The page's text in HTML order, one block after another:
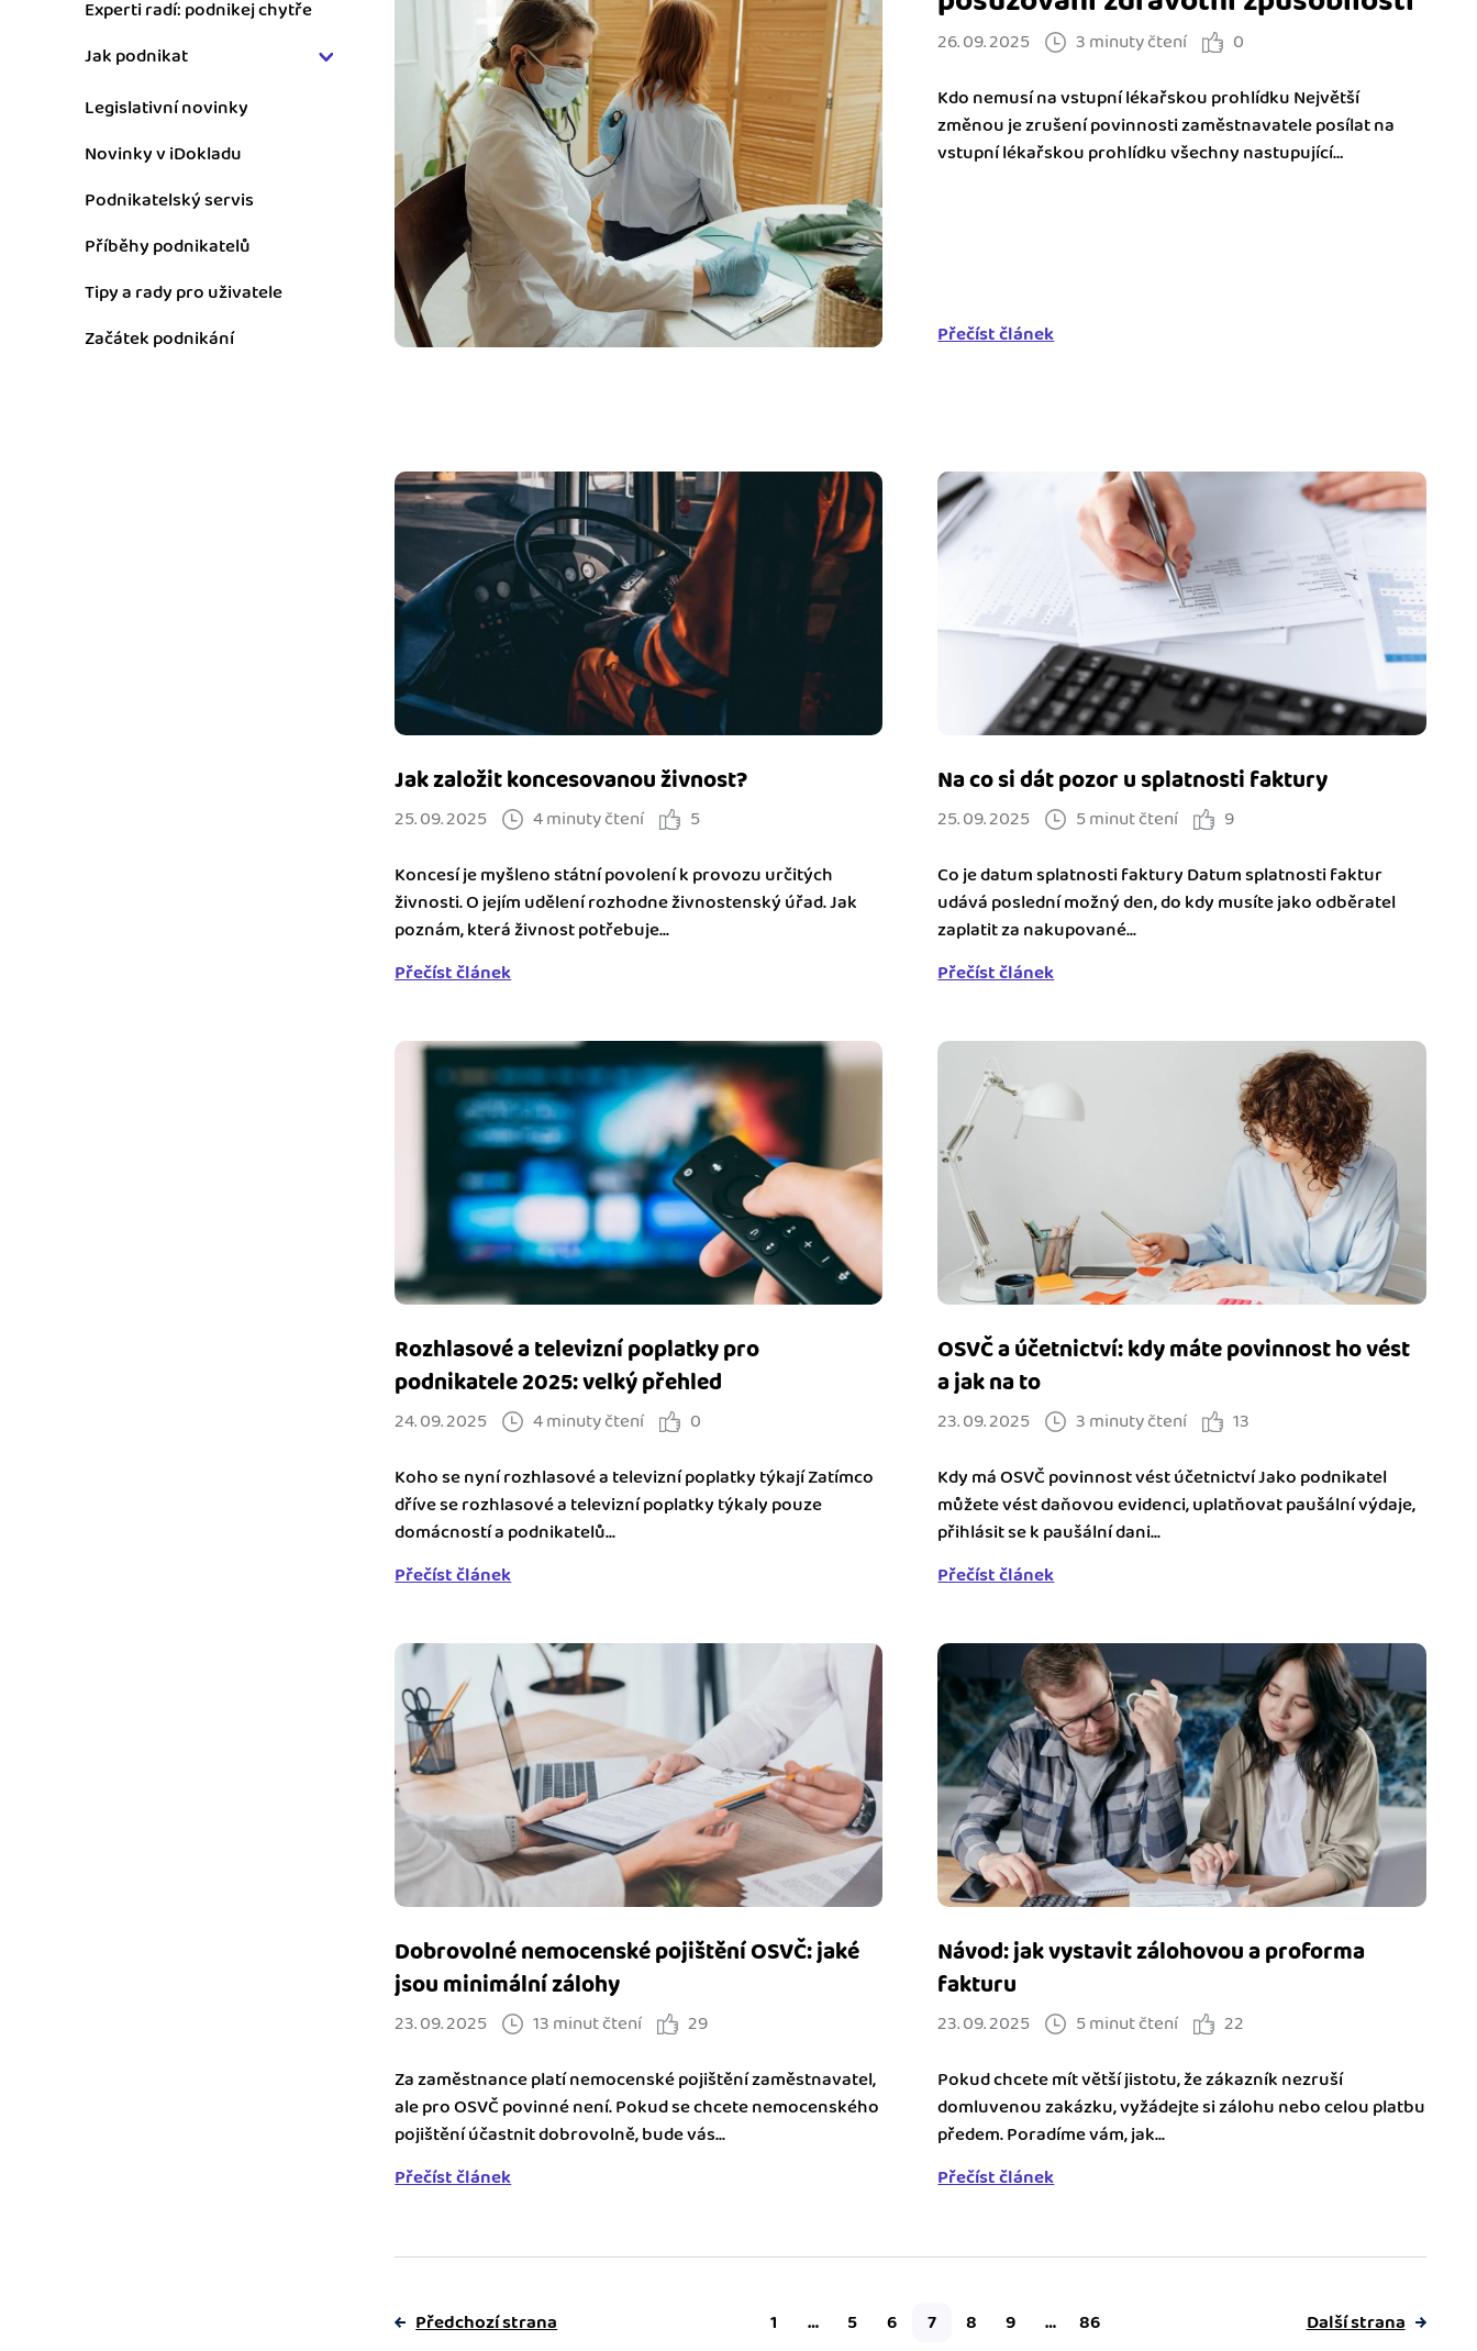
Užívejte, že máte podklady pro finanční
úřad v naprostém pořádku.
Propojení na další systémy
Nechte iDoklad pracovat za vás. Díky
propojení s e-shopem, bankou, CRM...
Experti radí: podnikej chytře
Jak podnikat
Daně (68)
Fakturace (38)
(7)
s. r. o. (37)
Účetnictví (27)
Legislativní novinky
Novinky v iDokladu
Podnikatelský servis
Příběhy podnikatelů
Tipy a rady pro uživatele
Začátek podnikání
26. 09. 2025 3 minuty čtení
0
Kdo nemusí na vstupní lékařskou prohlídku Největší
změnou je zrušení povinnosti zaměstnavatele posílat na
vstupní lékařskou prohlídku všechny nastupující
Přečíst článek
Jak založit koncesovanou živnost?
25. 09. 2025 4 minuty čtení
5
Koncesí je myšleno státní povolení k provozu určitých
živnosti. O jejím udělení rozhodne živnostenský úřad. Jak
poznám, která živnost potřebuje...
Přečíst článek
Na co si dát pozor u splatnosti faktury
25. 09. 2025 5 minut čtení
9
Co je datum splatnosti faktury Datum splatnosti faktur
udává poslední možný den, do kdy musíte jako odběratel
zaplatit za nakupované...
Přečíst článek
Rozhlasové a televizní poplatky pro
podnikatele 2025: velký přehled
24. 09. 2025 4 minuty čtení
0
Koho se nyní rozhlasové a televizní poplatky týkají Zatímco
dříve se rozhlasové a televizní poplatky týkaly pouze
domácností a podnikatelů...
Přečíst článek
OSVČ a účetnictví: kdy máte povinnost ho vést
a jak na to
23. 09. 2025 3 minuty čtení
13
Kdy má OSVČ povinnost vést účetnictví Jako podnikatel
můžete vést daňovou evidenci, uplatňovat paušální výdaje,
přihlásit se k paušální dani...
Přečíst článek
Dobrovolné nemocenské pojištění OSVČ: jaké
jsou minimální zálohy
23. 09. 2025 13 minut čtení
29
Za zaměstnance platí nemocenské pojištění zaměstnavatel,
ale pro OSVČ povinné není. Pokud se chcete nemocenského
pojištění účastnit dobrovolně, bude vás...
Přečíst článek
Návod: jak vystavit zálohovou a proforma
fakturu
23. 09. 2025 5 minut čtení
22
Pokud chcete mít větší jistotu, že zákazník nezruší
domluvenou zakázku, vyžádejte si zálohu nebo celou platbu
předem. Poradíme vám, jak...
Přečíst článek
Předchozí strana 1 … 5 6 7 8 9 … 86 Další strana